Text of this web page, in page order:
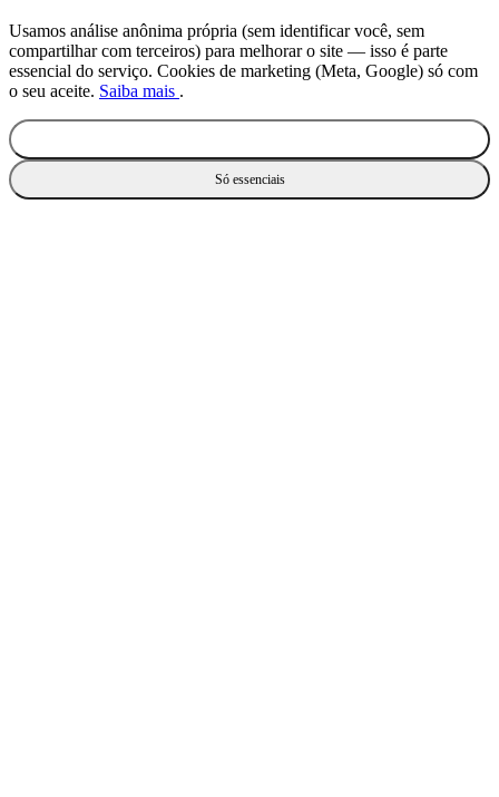
Usamos análise anônima própria (sem identificar você, sem
compartilhar com terceiros) para melhorar o site — isso é parte
essencial do serviço. Cookies de marketing (Meta, Google) só com
o seu aceite. Saiba mais .
Só essenciais